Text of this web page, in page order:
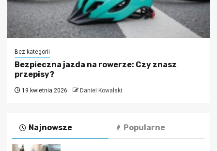
Bez kategorii
Bezpieczna jazda na rowerze: Czy znasz
przepisy?
19 kwietnia 2026 Daniel Kowalski
Najnowsze Popularne